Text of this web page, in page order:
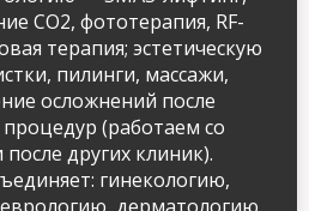
CO2, фототерапия, RF-
терапия; эстетическую
пилинги, массажи,
осложнений после
(работаем со
других клиник).
гинекологию,